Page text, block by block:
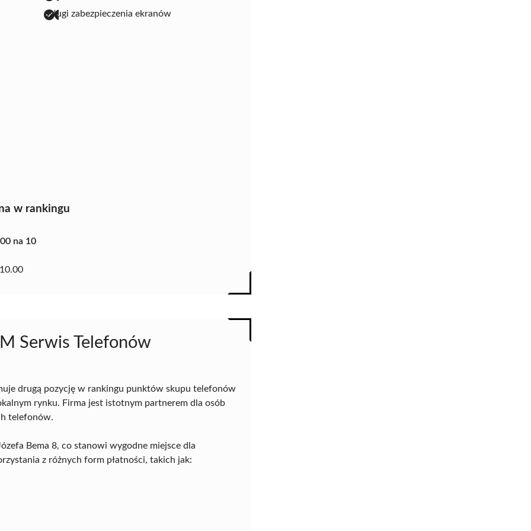
usługi zabezpieczenia ekranów
w rankingu
na 10
10.00
Serwis Telefonów
drugą pozycję w rankingu punktów skupu telefonów
rynku. Firma jest istotnym partnerem dla osób
telefonów.
Bema 8, co stanowi wygodne miejsce dla
z różnych form płatności, takich jak: